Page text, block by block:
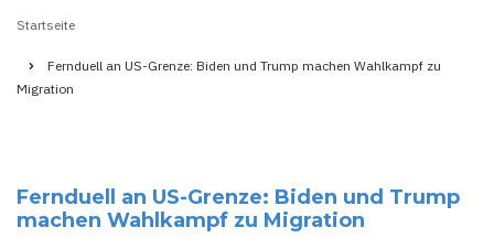
Startseite
Fernduell an US-Grenze: Biden und Trump machen Wahlkampf zu
Migration
Fernduell an US-Grenze: Biden und Trump
machen Wahlkampf zu Migration